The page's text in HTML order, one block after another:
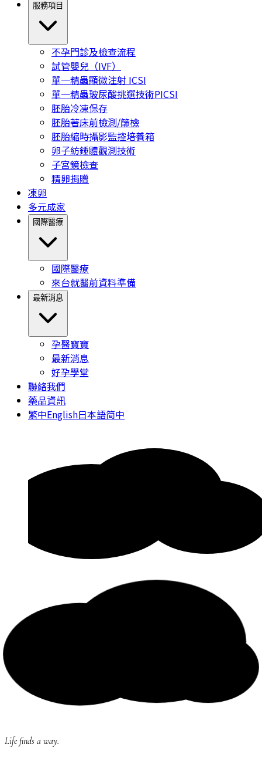
服務項目
不孕門診及檢查流程
試管嬰兒（IVF）
單一精蟲顯微注射 ICSI
單一精蟲玻尿酸挑選技術PICSI
胚胎冷凍保存
胚胎著床前檢測/篩檢
胚胎縮時攝影監控培養箱
卵子紡錘體觀測技術
子宮鏡檢查
精卵捐贈
凍卵
多元成家
國際醫療
國際醫療
來台就醫前資料準備
最新消息
孕醫寶寶
最新消息
好孕學堂
聯絡我們
藥品資訊
繁中English日本語简中
Life finds a way.